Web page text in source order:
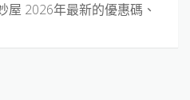
屋 2026年最新的優惠碼、